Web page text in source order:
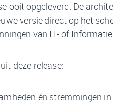
ooit opgeleverd. De
versie direct op het
van IT- of
deze release:
én stremmingen